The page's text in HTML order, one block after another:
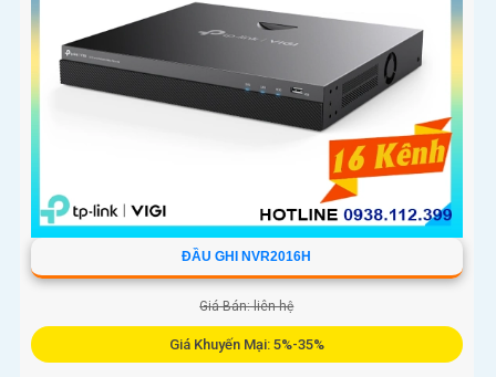
ĐẦU GHI NVR2016H
Giá Bán: liên hệ
Giá Khuyến Mại: 5%-35%